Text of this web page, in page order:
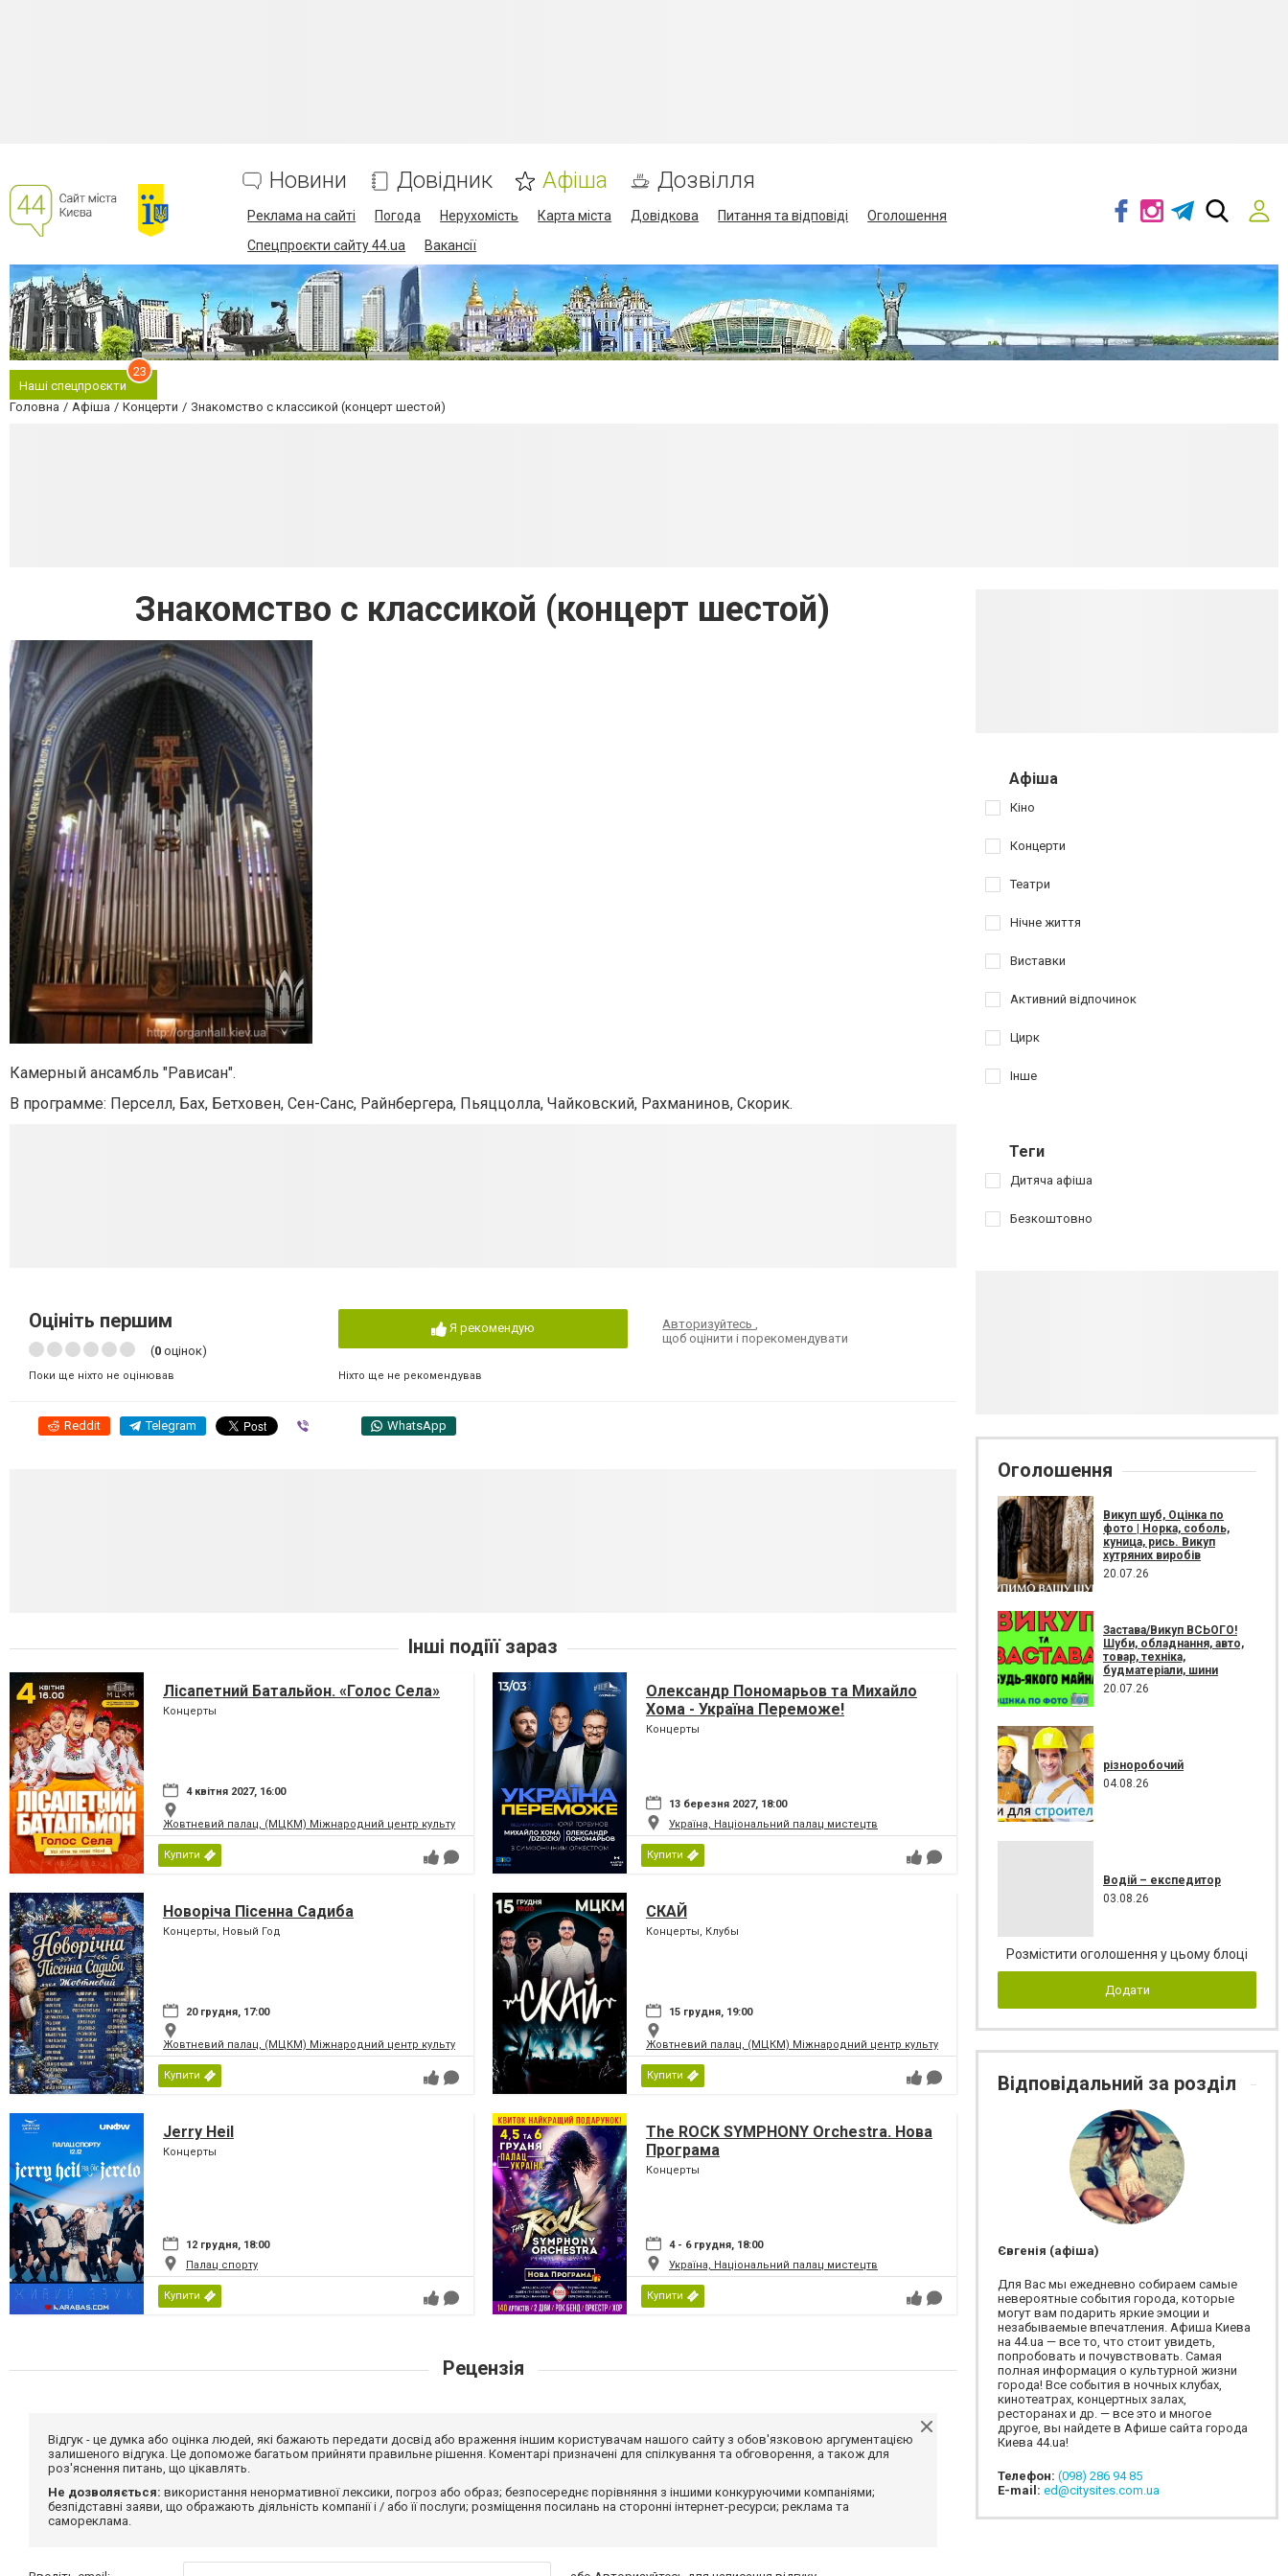
Новини Довідник Афіша Дозвілля
Реклама на сайті Погода Нерухомість Карта міста Довідкова Питання та відповіді
Оголошення
Спецпроєкти сайту 44.ua
Вакансії
Наші спецпроєкти
23
Головна Афіша Концерти Знакомство с классикой (концерт шестой)
Знакомство с классикой (концерт шестой)
Камерный ансамбль "Рависан".
В программе: Перселл, Бах, Бетховен, Сен-Санс, Райнбергера, Пьяццолла, Чайковский, Рахманинов, Скорик.
Оцініть першим
(0 оцінок)
Поки ще ніхто не оцінював
Я рекомендую
Ніхто ще не рекомендував
Авторизуйтесь,
щоб оцінити і порекомендувати
Reddit Telegram WhatsApp
Інші подіїї зараз
Лісапетний Батальйон. «Голос Села»
Концерты
4 квітня 2027, 16:00
Жовтневий палац, (МЦКМ) Міжнародний центр культури і мистецтв Федерації профспілок України
Купити
Олександр Пономарьов та Михайло
Хома - Україна Переможе!
Концерты
13 березня 2027, 18:00
Україна, Національний палац мистецтв
Купити
Новоріча Пісенна Садиба
Концерты, Новый Год
20 грудня, 17:00
Жовтневий палац, (МЦКМ) Міжнародний центр культури і мистецтв Федерації профспілок України
Купити
СКАЙ
Концерты, Клубы
15 грудня, 19:00
Жовтневий палац, (МЦКМ) Міжнародний центр культури і мистецтв Федерації профспілок України
Купити
Jerry Heil
Концерты
12 грудня, 18:00
Палац спорту
Купити
The ROCK SYMPHONY Orchestra. Нова
Програма
Концерты
4 - 6 грудня, 18:00
Україна, Національний палац мистецтв
Купити
Рецензія
Відгук - це думка або оцінка людей, які бажають передати досвід або враження іншим користувачам нашого сайту з обов'язковою аргументацією
залишеного відгука. Це допоможе багатьом прийняти правильне рішення. Коментарі призначені для спілкування та обговорення, а також для
роз'яснення питань, що цікавлять.
Не дозволяється: використання ненормативної лексики, погроз або образ; безпосереднє порівняння з іншими конкуруючими компаніями;
безпідставні заяви, що ображають діяльність компанії і / або її послуги; розміщення посилань на сторонні інтернет-ресурси; реклама та
самореклама.
Афіша
Кіно
Концерти
Театри
Нічне життя
Виставки
Активний відпочинок
Цирк
Інше
Теги
Дитяча афіша
Безкоштовно
Оголошення
Викуп шуб, Оцінка по
фото | Норка, соболь,
куница, рись. Викуп
хутряних виробів
20.07.26
Застава/Викуп ВСЬОГО!
Шуби, обладнання, авто,
товар, техніка,
будматеріали, шини
20.07.26
різноробочий
04.08.26
Водій – експедитор
03.08.26
Розмістити оголошення у цьому блоці
Додати
Відповідальний за розділ
Євгенія (афіша)
Для Вас мы ежедневно собираем самые
невероятные события города, которые
могут вам подарить яркие эмоции и
незабываемые впечатления. Афиша Киева
на 44.ua — все то, что стоит увидеть,
попробовать и почувствовать. Самая
полная информация о культурной жизни
города! Все события в ночных клубах,
кинотеатрах, концертных залах,
ресторанах и др. — все это и многое
другое, вы найдете в Афише сайта города
Киева 44.ua!
Телефон: (098) 286 94 85
E-mail: ed@citysites.com.ua